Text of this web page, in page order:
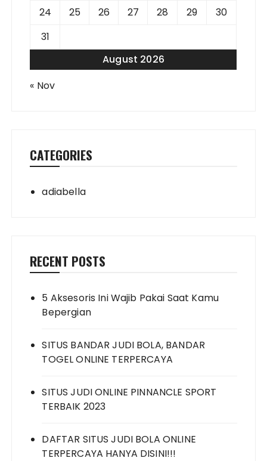
August 2026
24
25 26 27 28 29
30
31
« Nov
CATEGORIES
adiabella
RECENT POSTS
5 Aksesoris Ini Wajib Pakai Saat Kamu
Bepergian
SITUS BANDAR JUDI BOLA, BANDAR
TOGEL ONLINE TERPERCAYA
SITUS JUDI ONLINE PINNANCLE SPORT
TERBAIK 2023
DAFTAR SITUS JUDI BOLA ONLINE
TERPERCAYA HANYA DISINI!!!